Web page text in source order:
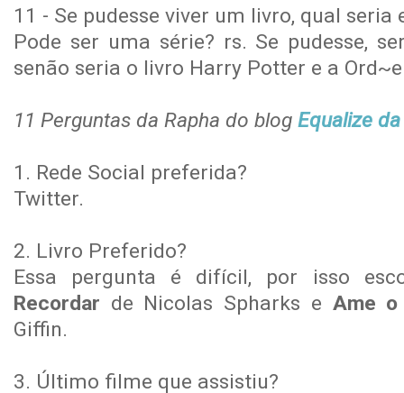
11 - Se pudesse viver um livro, qual seria
Pode ser uma série? rs. Se pudesse,
senão seria o livro Harry Potter e a
11 Perguntas da Rapha do blog Equalize
1. Rede Social preferida?
Twitter.
2. Livro Preferido?
Essa pergunta é difícil, por isso
Recordar de Nicolas Spharks e Ame
Giffin.
3. Último filme que assistiu?